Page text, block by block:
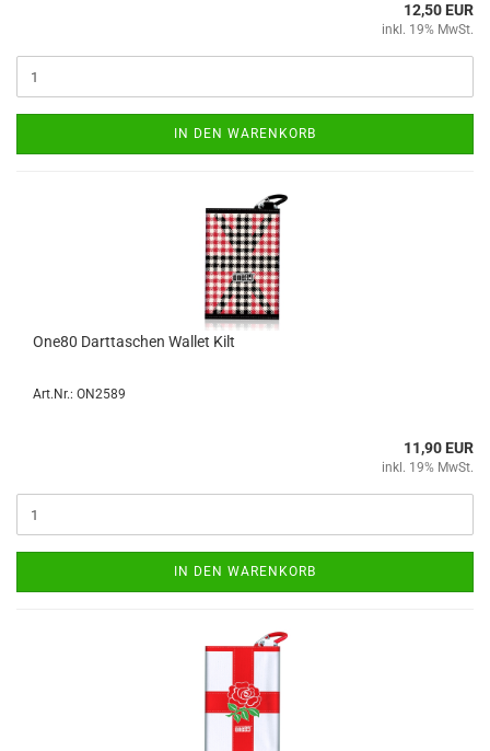
12,50 EUR
inkl. 19% MwSt.
IN DEN WARENKORB
One80 Dart­ta­schen Wal­let Kilt
Art.Nr.: ON2589
11,90 EUR
inkl. 19% MwSt.
IN DEN WARENKORB